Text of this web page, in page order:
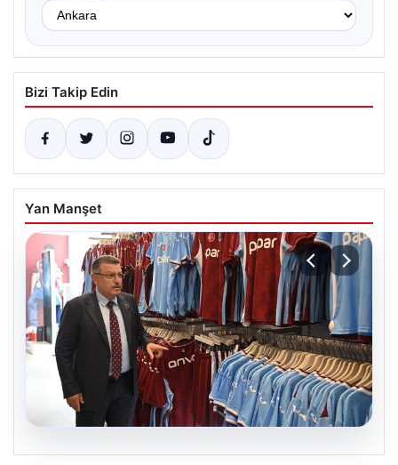
Bizi Takip Edin
Yan Manşet
06.08.2026